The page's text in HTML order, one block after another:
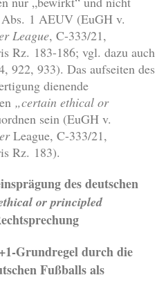
1 AEUV (EuGH v.
League, C-333/21,
Rz. 183-186; vgl. dazu auch
922, 933). Das aufseiten des
dienende
„certain ethical or
sein (EuGH v.
League, C-333/21,
Rz. 183).
des deutschen
or principled
Grundregel durch die
Fußballs als